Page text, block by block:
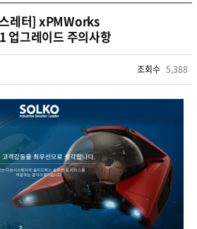
레터] xPMWorks
그레이드 주의사항
조회수 5,388